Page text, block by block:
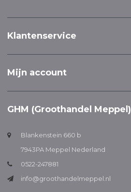
Klantenservice
Mijn account
GHM (Groothandel Meppel)
Blankenstein 660 b
7943PA Meppel Nederland
0522-247881
info@groothandelmeppel.nl